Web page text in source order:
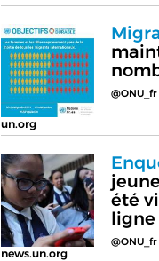
un.org
@ONU_fr
news.un.org
été
ligne
@ONU_fr